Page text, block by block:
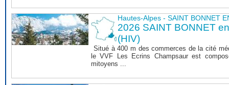
Hautes-Alpes - SAINT BONNET
2026 SAINT BONNET
(HIV)
Situé à 400 m des commerces de la cité
le VVF Les Ecrins Champsaur est
mitoyens ...